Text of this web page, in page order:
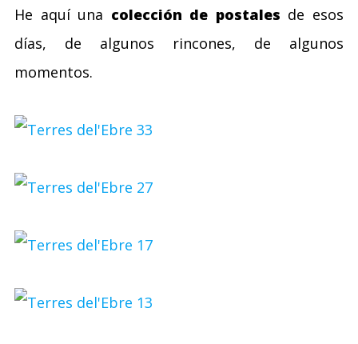
He aquí una colección de postales de esos
días, de algunos rincones, de algunos
momentos.